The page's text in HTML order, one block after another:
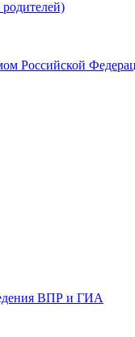
Российской
ВПР и ГИА